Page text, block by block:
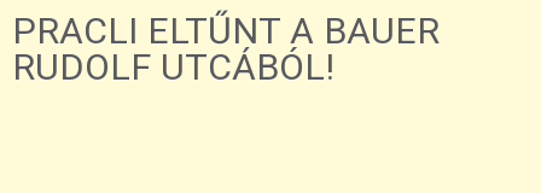
PRACLI ELTŰNT A BAUER
RUDOLF UTCÁBÓL!